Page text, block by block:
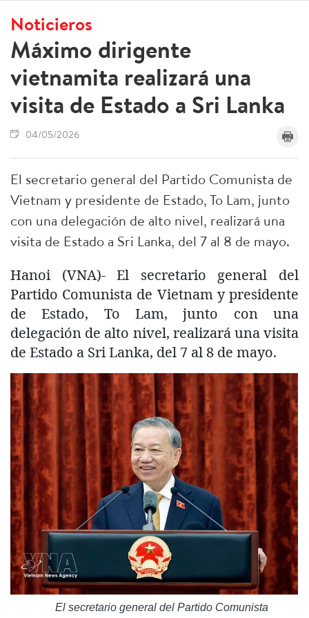
Noticieros
Máximo dirigente
vietnamita realizará una
visita de Estado a Sri Lanka
04/05/2026
El secretario general del Partido Comunista de
Vietnam y presidente de Estado, To Lam, junto
con una delegación de alto nivel, realizará una
visita de Estado a Sri Lanka, del 7 al 8 de mayo.
Hanoi (VNA)- El secretario general del
Partido Comunista de Vietnam y presidente
de Estado, To Lam, junto con una
delegación de alto nivel, realizará una visita
de Estado a Sri Lanka, del 7 al 8 de mayo.
El secretario general del Partido Comunista